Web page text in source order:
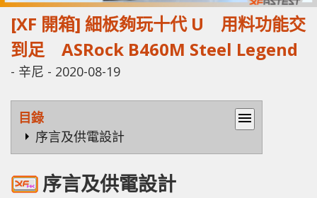
[XF 開箱] 細板夠玩十代 U 用料功能交
到足 ASRock B460M Steel Legend
- 辛尼 - 2020-08-19
目錄
menu
序言及供電設計
序言及供電設計